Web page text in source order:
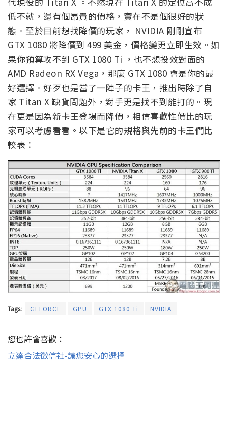
低不就，還有個昂貴的價格，實在不是個很好的狀
態。至於目前想找降價的玩家， NVIDIA 剛剛宣布
GTX 1080 將降價到 499 美金，價格變更立即生效。如
果你預算攻不到 GTX 1080 Ti ，也不想投效對面的
AMD Radeon RX Vega，那麼 GTX 1080 會是你的最
好選擇。好歹也是當了一陣子的卡王，推出時除了自
家 Titan X 缺貨問題外，對手更是找不到能打的。現
在更是因為新卡王登場而降價，相信喜歡性價比的玩
家可以考慮看看。以下是它的規格與先前的卡王們比
較表：
Tags: GEFORCE GPU GTX 1080 Ti NVIDIA
您也許會喜歡：
立達合法徵信社-讓您安心的選擇